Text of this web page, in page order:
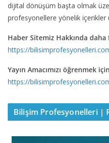
dijital dönüşüm başta olmak
profesyonellere yönelik içerikler
Haber Sitemiz Hakkında
https://
Yayın Amacımızı öğrenmek
https://
Bilişim Profesyonelleri |